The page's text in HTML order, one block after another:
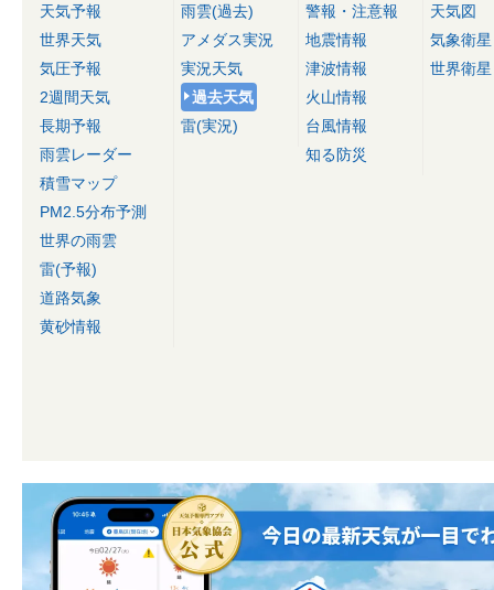
天気予報
世界天気
気圧予報
2週間天気
長期予報
雨雲レーダー
積雪マップ
PM2.5分布予測
世界の雨雲
雷(予報)
道路気象
黄砂情報
雨雲(過去)
アメダス実況
実況天気
過去天気
雷(実況)
警報・注意報
地震情報
津波情報
火山情報
台風情報
知る防災
天気図
気象衛星
世界衛星